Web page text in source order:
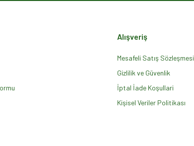
GönderAlışveriş
Mesafeli Satış Sözleşmesi
Gizlilik ve Güvenlik
İptal İade Koşullari
Kişisel Veriler Politikası